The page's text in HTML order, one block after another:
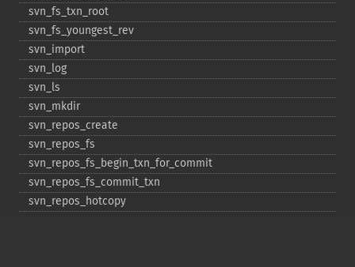
svn_​fs_​txn_​root
svn_​fs_​youngest_​rev
svn_​import
svn_​log
svn_​ls
svn_​mkdir
svn_​repos_​create
svn_​repos_​fs
svn_​repos_​fs_​begin_​txn_​for_​commit
svn_​repos_​fs_​commit_​txn
svn_​repos_​hotcopy